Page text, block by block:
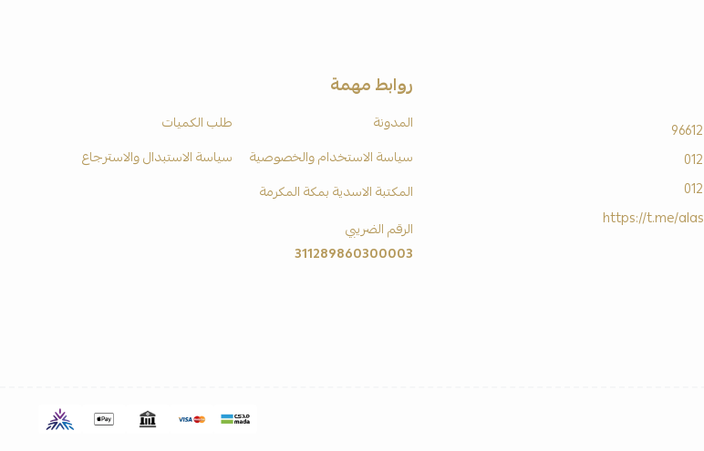
https://t.me/
روابط مهمة
المدونة
طلب الكميات
سياسة الاستخدام والخصوصية
سياسة الاستبدال والاسترجاع
المكتبة الاسدية بمكة المكرمة
الرقم الضريبي
311289860300003